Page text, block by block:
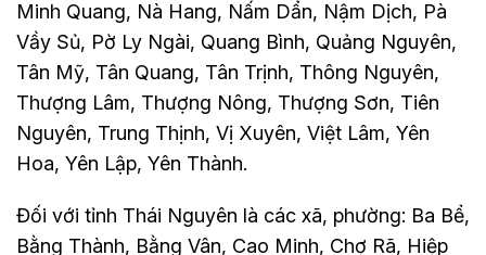
Minh Quang, Nà Hang, Nấm Dẩn, Nậm Dịch, Pà
Vầy Sủ, Pờ Ly Ngài, Quang Bình, Quảng Nguyên,
Tân Mỹ, Tân Quang, Tân Trịnh, Thông Nguyên,
Thượng Lâm, Thượng Nông, Thượng Sơn, Tiên
Nguyên, Trung Thịnh, Vị Xuyên, Việt Lâm, Yên
Hoa, Yên Lập, Yên Thành.
Đối với tỉnh Thái Nguyên là các xã, phường: Ba Bể,
Bằng Thành, Bằng Vân, Cao Minh, Chợ Rã, Hiệp